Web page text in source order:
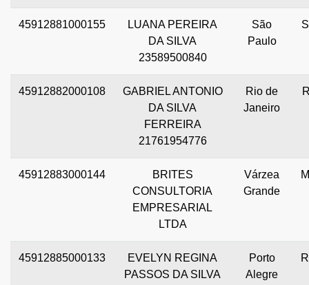
45912881000155
LUANA PEREIRA
DA SILVA
23589500840
São
Paulo
45912882000108
GABRIEL ANTONIO
DA SILVA
FERREIRA
21761954776
Rio de
Janeiro
45912883000144
BRITES
CONSULTORIA
EMPRESARIAL
LTDA
Várzea
Grande
45912885000133
EVELYN REGINA
PASSOS DA SILVA
Porto
Alegre